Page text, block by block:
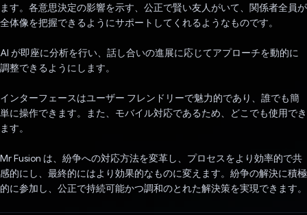
ます。各意思決定の影響を示す、公正で賢い友人がいて、関係者全員が
全体像を把握できるようにサポートしてくれるようなものです。
AI が即座に分析を行い、話し合いの進展に応じてアプローチを動的に
調整できるようにします。
インターフェースはユーザー フレンドリーで魅力的であり、誰でも簡
単に操作できます。また、モバイル対応であるため、どこでも使用でき
ます。
Mr Fusion は、紛争への対応方法を変革し、プロセスをより効率的で共
感的にし、最終的にはより効果的なものに変えます。紛争の解決に積極
的に参加し、公正で持続可能かつ調和のとれた解決策を実現できます。